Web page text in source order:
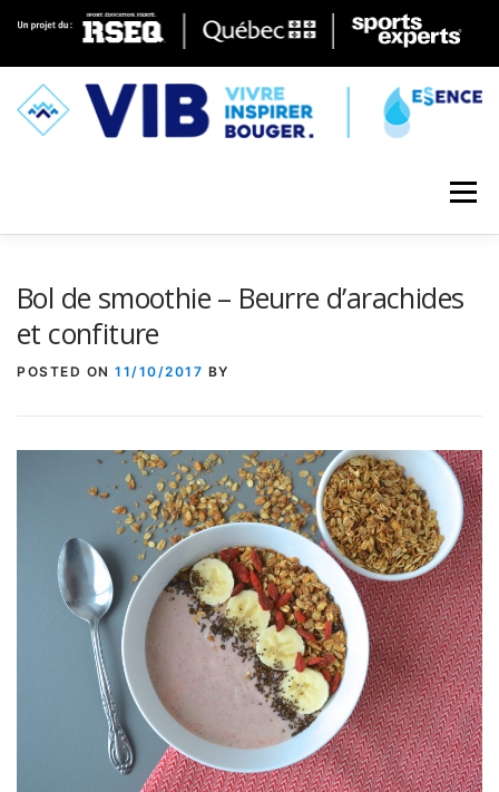
Skip to content
Menu
Bol de smoothie – Beurre d’arachides
et confiture
POSTED ON 11/10/2017 BY